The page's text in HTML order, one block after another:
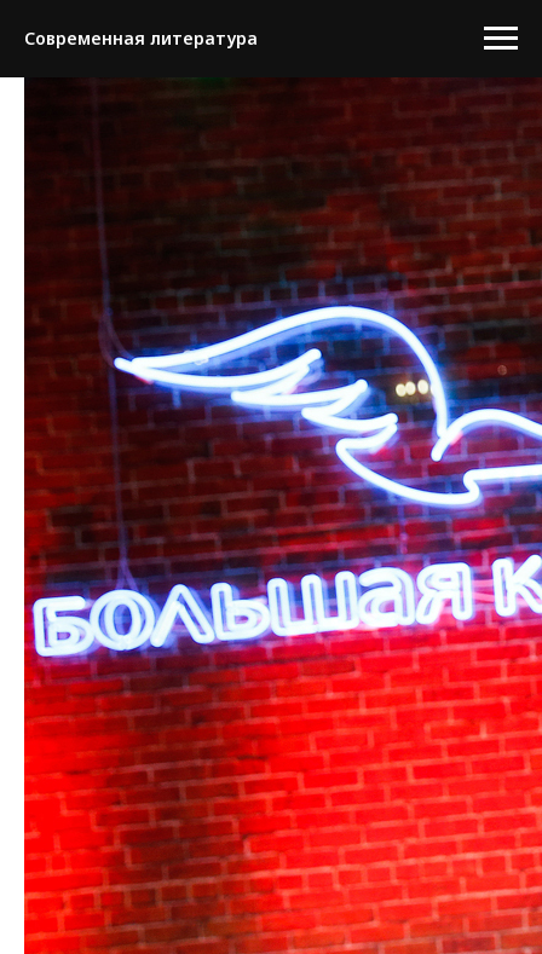
Современная литература